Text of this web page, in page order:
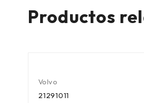
Productos
Volvo
21291011